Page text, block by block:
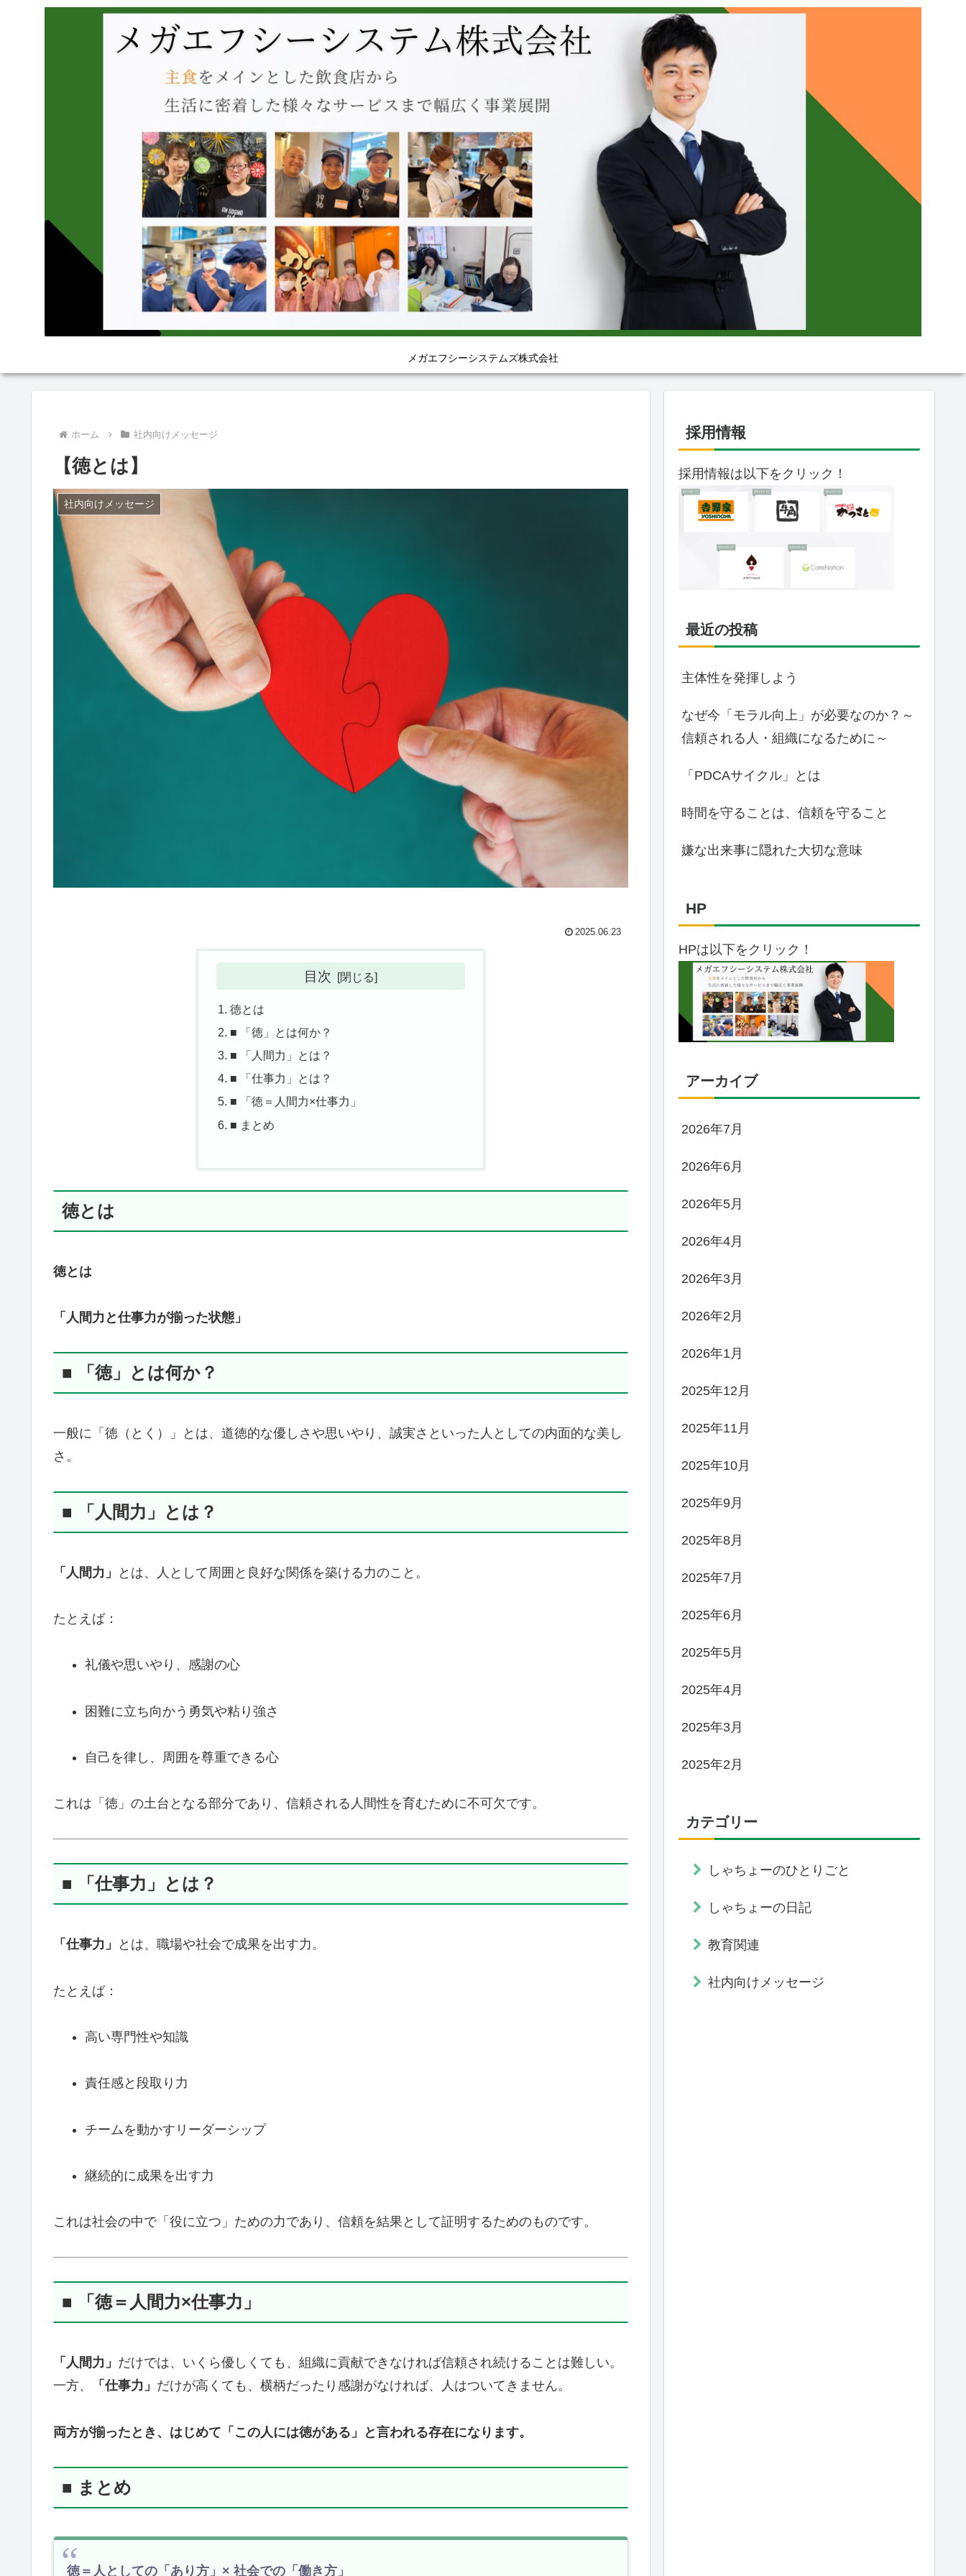
メガエフシーシステムズ株式会社
ホーム 社内向けメッセージ
【徳とは】
社内向けメッセージ
2025.06.23
目次
徳とは
■ 「徳」とは何か？
■ 「人間力」とは？
■ 「仕事力」とは？
■ 「徳＝人間力×仕事力」
■ まとめ
徳とは
徳とは
「人間力と仕事力が揃った状態」
■ 「徳」とは何か？
一般に「徳（とく）」とは、道徳的な優しさや思いやり、誠実さといった人としての内面的な美し
さ。
■ 「人間力」とは？
「人間力」 とは、人として周囲と良好な関係を築ける力のこと。
たとえば：
礼儀や思いやり、感謝の心
困難に立ち向かう勇気や粘り強さ
自己を律し、周囲を尊重できる心
これは「徳」の土台となる部分であり、信頼される人間性を育むために不可欠です。
■ 「仕事力」とは？
「仕事力」 とは、職場や社会で成果を出す力。
たとえば：
高い専門性や知識
責任感と段取り力
チームを動かすリーダーシップ
継続的に成果を出す力
これは社会の中で「役に立つ」ための力であり、信頼を結果として証明するためのものです。
■ 「徳＝人間力×仕事力」
「人間力」 だけでは、いくら優しくても、組織に貢献できなければ信頼され続けることは難しい。
一方、
「仕事力」 だけが高くても、横柄だったり感謝がなければ、人はついてきません。
両方が揃ったとき、はじめて「この人には徳がある」と言われる存在になります。
■ まとめ
徳＝人としての「あり方」× 社会での「働き方」
採用情報
採用情報は以下をクリック！
最近の投稿
主体性を発揮しよう
なぜ今「モラル向上」が必要なのか？～
信頼される人・組織になるために～
「PDCAサイクル」とは
時間を守ることは、信頼を守ること
嫌な出来事に隠れた大切な意味
HP
HPは以下をクリック！
アーカイブ
2026年7月
2026年6月
2026年5月
2026年4月
2026年3月
2026年2月
2026年1月
2025年12月
2025年11月
2025年10月
2025年9月
2025年8月
2025年7月
2025年6月
2025年5月
2025年4月
2025年3月
2025年2月
カテゴリー
しゃちょーのひとりごと
しゃちょーの日記
教育関連
社内向けメッセージ